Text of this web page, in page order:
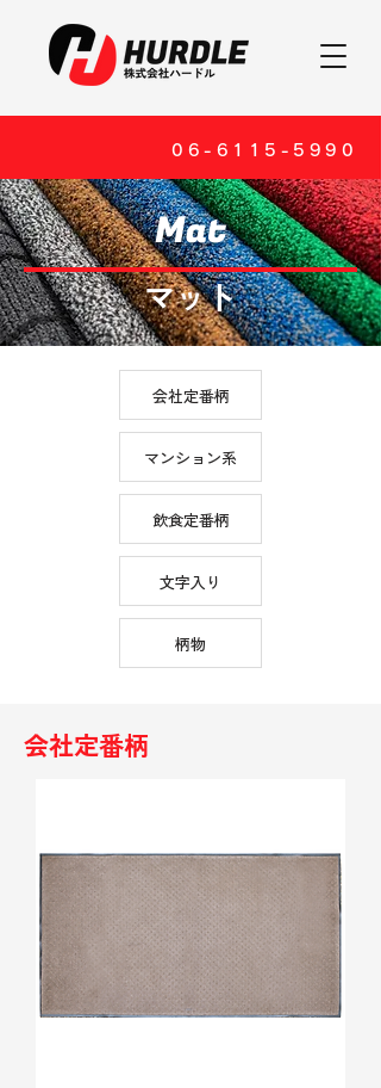
06-6115-5990
Mat
マット
会社定番柄
マンション系
飲食定番柄
文字入り
柄物
会社定番柄